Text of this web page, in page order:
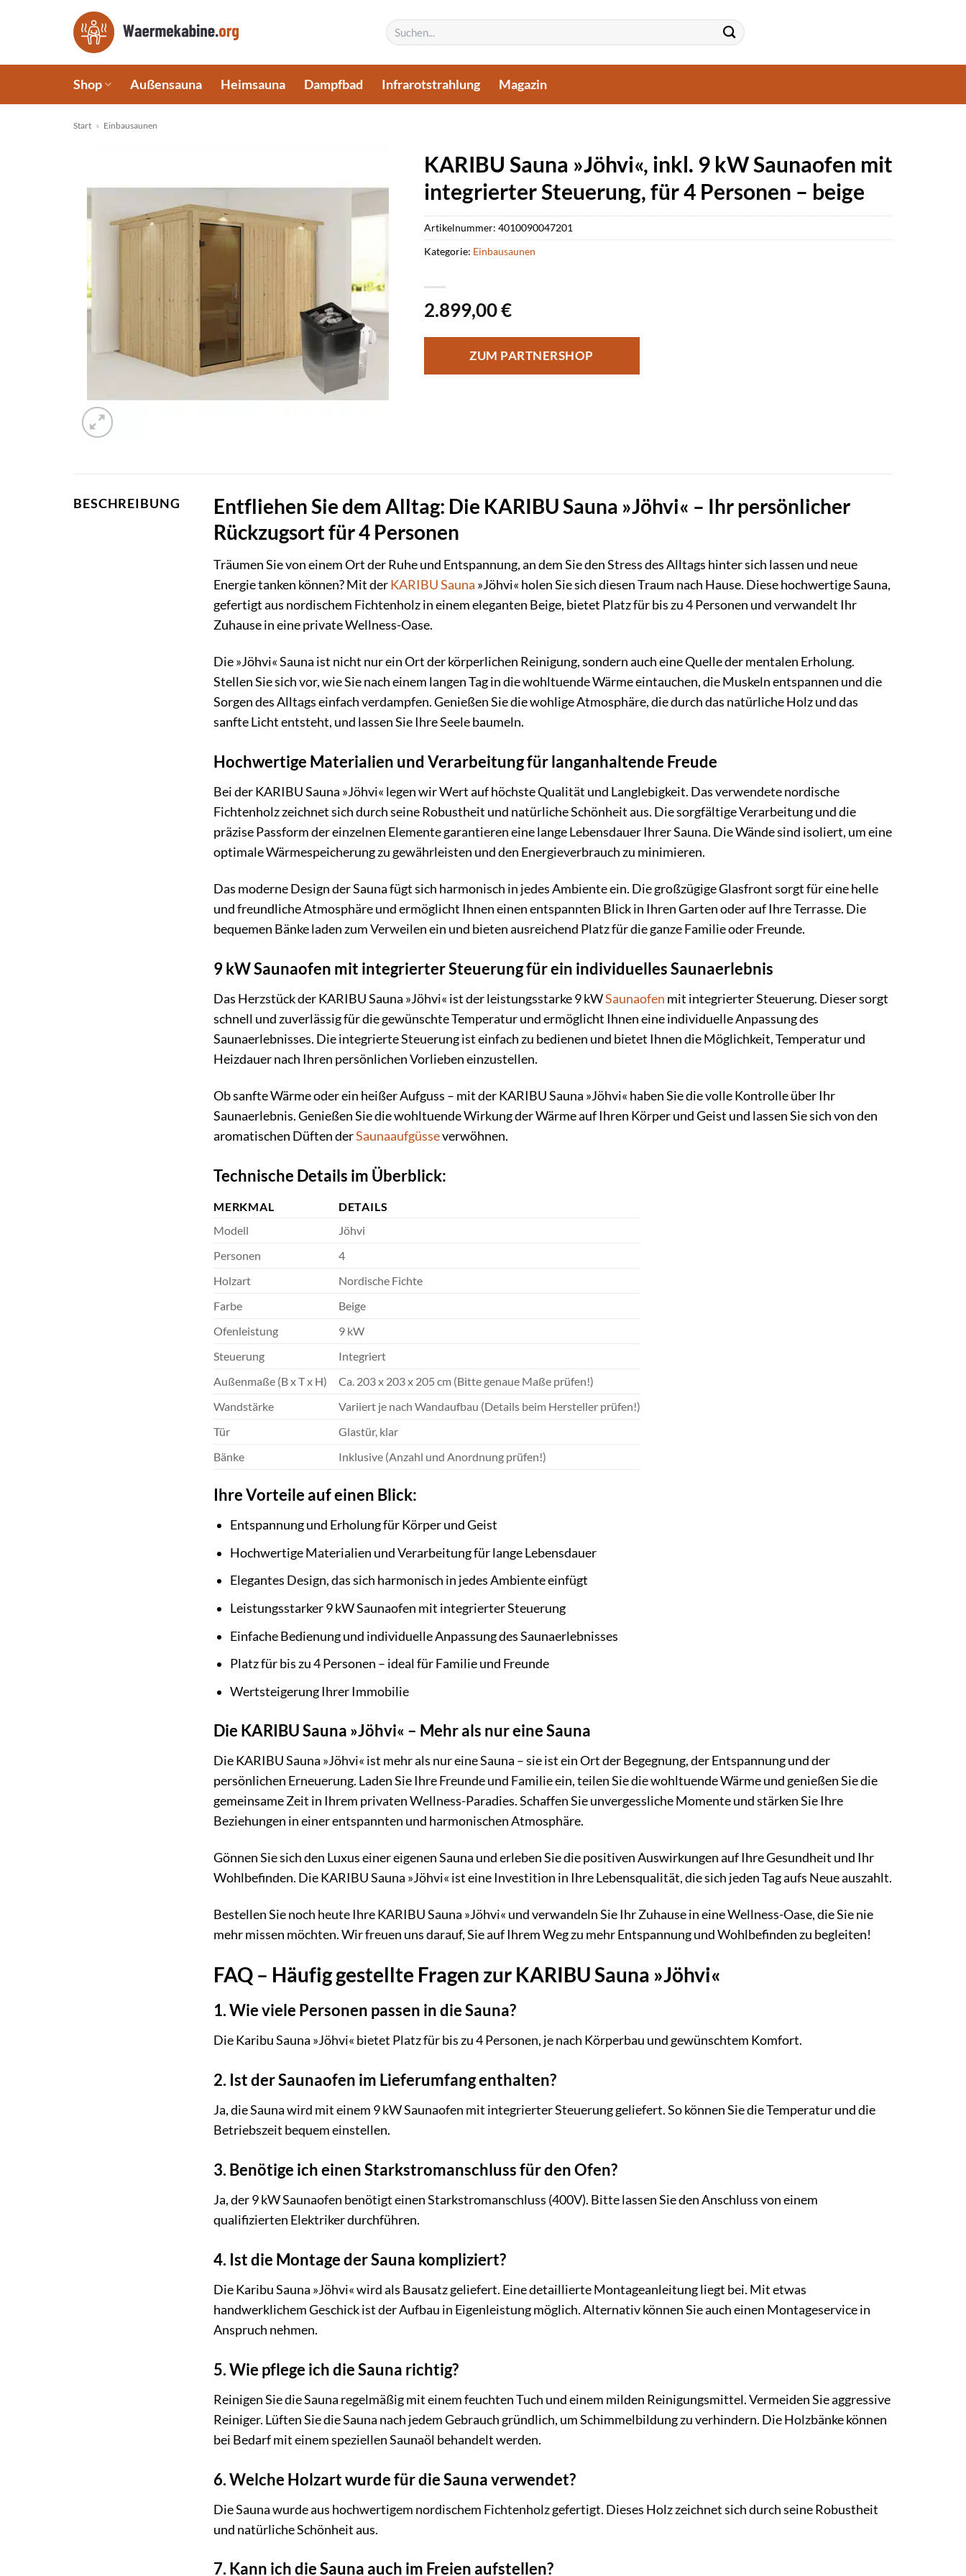
Suchen
nach:
Shop Außensauna Heimsauna Dampfbad Infrarotstrahlung Magazin
Start » Einbausaunen
KARIBU Sauna »Jöhvi«, inkl. 9 kW Saunaofen mit
integrierter Steuerung, für 4 Personen – beige
2.899,00€
ZUM PARTNERSHOP
Artikelnummer: 4010090047201
Kategorie: Einbausaunen
BESCHREIBUNG
Entfliehen Sie dem Alltag: Die KARIBU Sauna »Jöhvi« – Ihr persönlicher
Rückzugsort für 4 Personen
Träumen Sie von einem Ort der Ruhe und Entspannung, an dem Sie den Stress des Alltags hinter sich lassen und neue
Energie tanken können? Mit derKARIBUSauna »Jöhvi« holen Sie sich diesen Traum nach Hause. Diese hochwertige Sauna,
gefertigt aus nordischem Fichtenholz in einem eleganten Beige, bietet Platz für bis zu 4 Personen und verwandelt Ihr
Zuhause in eine private Wellness-Oase.
Die »Jöhvi« Sauna ist nicht nur ein Ort der körperlichen Reinigung, sondern auch eine Quelle der mentalen Erholung.
Stellen Sie sich vor, wie Sie nach einem langen Tag in die wohltuende Wärme eintauchen, die Muskeln entspannen und die
Sorgen des Alltags einfach verdampfen. Genießen Sie die wohlige Atmosphäre, die durch das natürliche Holz und das
sanfte Licht entsteht, und lassen Sie Ihre Seele baumeln.
Hochwertige Materialien und Verarbeitung für langanhaltende Freude
Bei der KARIBU Sauna »Jöhvi« legen wir Wert auf höchste Qualität und Langlebigkeit. Das verwendete nordische
Fichtenholz zeichnet sich durch seine Robustheit und natürliche Schönheit aus. Die sorgfältige Verarbeitung und die
präzise Passform der einzelnen Elemente garantieren eine lange Lebensdauer Ihrer Sauna. Die Wände sind isoliert, um eine
optimale Wärmespeicherung zu gewährleisten und den Energieverbrauch zu minimieren.
Das moderne Design der Sauna fügt sich harmonisch in jedes Ambiente ein. Die großzügige Glasfront sorgt für eine helle
und freundliche Atmosphäre und ermöglicht Ihnen einen entspannten Blick in Ihren Garten oder auf Ihre Terrasse. Die
bequemen Bänke laden zum Verweilen ein und bieten ausreichend Platz für die ganze Familie oder Freunde.
9 kW Saunaofen mit integrierter Steuerung für ein individuelles Saunaerlebnis
Das Herzstück der KARIBU Sauna »Jöhvi« ist der leistungsstarke 9 kWSaunaofen mit integrierter Steuerung. Dieser sorgt
schnell und zuverlässig für die gewünschte Temperatur und ermöglicht Ihnen eine individuelle Anpassung des
Saunaerlebnisses. Die integrierte Steuerung ist einfach zu bedienen und bietet Ihnen die Möglichkeit, Temperatur und
Heizdauer nach Ihren persönlichen Vorlieben einzustellen.
Ob sanfte Wärme oder ein heißer Aufguss – mit der KARIBU Sauna »Jöhvi« haben Sie die volle Kontrolle über Ihr
Saunaerlebnis. Genießen Sie die wohltuende Wirkung der Wärme auf Ihren Körper und Geist und lassen Sie sich von den
aromatischen Düften derSaunaaufgüsseverwöhnen.
Technische Details im Überblick:
MERKMAL
DETAILS
Modell
Jöhvi
Personen
4
Holzart
Nordische Fichte
Farbe
Beige
Ofenleistung
9 kW
Steuerung
Integriert
Außenmaße (B x T x H)
Ca. 203 x 203 x 205 cm (Bitte genaue Maße prüfen!)
Wandstärke
Variiert je nach Wandaufbau (Details beim Hersteller prüfen!)
Tür
Glastür, klar
Bänke
Inklusive (Anzahl und Anordnung prüfen!)
Ihre Vorteile auf einen Blick:
Entspannung und Erholung für Körper und Geist
Hochwertige Materialien und Verarbeitung für lange Lebensdauer
Elegantes Design, das sich harmonisch in jedes Ambiente einfügt
Leistungsstarker 9 kW Saunaofen mit integrierter Steuerung
Einfache Bedienung und individuelle Anpassung des Saunaerlebnisses
Platz für bis zu 4 Personen – ideal für Familie und Freunde
Wertsteigerung Ihrer Immobilie
Die KARIBU Sauna »Jöhvi« – Mehr als nur eine Sauna
Die KARIBU Sauna »Jöhvi« ist mehr als nur eine Sauna – sie ist ein Ort der Begegnung, der Entspannung und der
persönlichen Erneuerung. Laden Sie Ihre Freunde und Familie ein, teilen Sie die wohltuende Wärme und genießen Sie die
gemeinsame Zeit in Ihrem privaten Wellness-Paradies. Schaffen Sie unvergessliche Momente und stärken Sie Ihre
Beziehungen in einer entspannten und harmonischen Atmosphäre.
Gönnen Sie sich den Luxus einer eigenen Sauna und erleben Sie die positiven Auswirkungen auf Ihre Gesundheit und Ihr
Wohlbefinden. Die KARIBU Sauna »Jöhvi« ist eine Investition in Ihre Lebensqualität, die sich jeden Tag aufs Neue auszahlt.
Bestellen Sie noch heute Ihre KARIBU Sauna »Jöhvi« und verwandeln Sie Ihr Zuhause in eine Wellness-Oase, die Sie nie
mehr missen möchten. Wir freuen uns darauf, Sie auf Ihrem Weg zu mehr Entspannung und Wohlbefinden zu begleiten!
FAQ – Häufig gestellte Fragen zur KARIBU Sauna »Jöhvi«
1. Wie viele Personen passen in die Sauna?
Die Karibu Sauna »Jöhvi« bietet Platz für bis zu 4 Personen, je nach Körperbau und gewünschtem Komfort.
2. Ist der Saunaofen im Lieferumfang enthalten?
Ja, die Sauna wird mit einem 9 kW Saunaofen mit integrierter Steuerung geliefert. So können Sie die Temperatur und die
Betriebszeit bequem einstellen.
3. Benötige ich einen Starkstromanschluss für den Ofen?
Ja, der 9 kW Saunaofen benötigt einen Starkstromanschluss (400V). Bitte lassen Sie den Anschluss von einem
qualifizierten Elektriker durchführen.
4. Ist die Montage der Sauna kompliziert?
Die Karibu Sauna »Jöhvi« wird als Bausatz geliefert. Eine detaillierte Montageanleitung liegt bei. Mit etwas
handwerklichem Geschick ist der Aufbau in Eigenleistung möglich. Alternativ können Sie auch einen Montageservice in
Anspruch nehmen.
5. Wie pflege ich die Sauna richtig?
Reinigen Sie die Sauna regelmäßig mit einem feuchten Tuch und einem milden Reinigungsmittel. Vermeiden Sie aggressive
Reiniger. Lüften Sie die Sauna nach jedem Gebrauch gründlich, um Schimmelbildung zu verhindern. Die Holzbänke können
bei Bedarf mit einem speziellen Saunaöl behandelt werden.
6. Welche Holzart wurde für die Sauna verwendet?
Die Sauna wurde aus hochwertigem nordischem Fichtenholz gefertigt. Dieses Holz zeichnet sich durch seine Robustheit
und natürliche Schönheit aus.
7. Kann ich die Sauna auch im Freien aufstellen?